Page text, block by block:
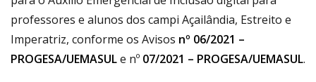
professores e alunos dos campi Açailândia, Estreito e
Imperatriz, conforme os Avisos nº 06/2021 –
PROGESA/UEMASULe nº 07/2021 – PROGESA/UEMASUL.